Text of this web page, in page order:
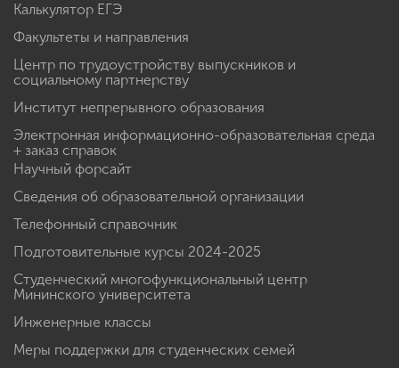
Калькулятор ЕГЭ
Факультеты и направления
Центр по трудоустройству выпускников и
социальному партнерству
Институт непрерывного образования
Электронная информационно-образовательная среда
+ заказ справок
Научный форсайт
Сведения об образовательной организации
Телефонный справочник
Подготовительные курсы 2024-2025
Студенческий многофункциональный центр
Мининского университета
Инженерные классы
Меры поддержки для студенческих семей